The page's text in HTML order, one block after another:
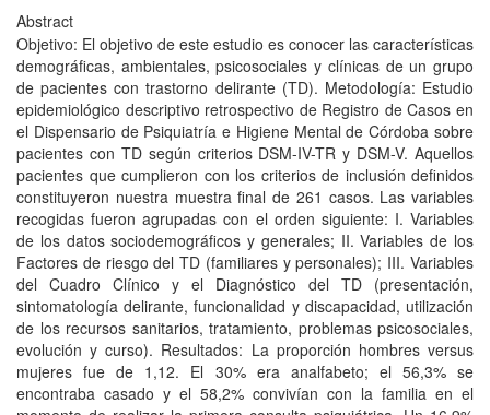
Abstract
Objetivo: El objetivo de este estudio es conocer las características
demográficas, ambientales, psicosociales y clínicas de un grupo
de pacientes con trastorno delirante (TD). Metodología: Estudio
epidemiológico descriptivo retrospectivo de Registro de Casos en
el Dispensario de Psiquiatría e Higiene Mental de Córdoba sobre
pacientes con TD según criterios DSM-IV-TR y DSM-V. Aquellos
pacientes que cumplieron con los criterios de inclusión definidos
constituyeron nuestra muestra final de 261 casos. Las variables
recogidas fueron agrupadas con el orden siguiente: I. Variables
de los datos sociodemográficos y generales; II. Variables de los
Factores de riesgo del TD (familiares y personales); III. Variables
del Cuadro Clínico y el Diagnóstico del TD (presentación,
sintomatología delirante, funcionalidad y discapacidad, utilización
de los recursos sanitarios, tratamiento, problemas psicosociales,
evolución y curso). Resultados: La proporción hombres versus
mujeres fue de 1,12. El 30% era analfabeto; el 56,3% se
encontraba casado y el 58,2% convivían con la familia en el